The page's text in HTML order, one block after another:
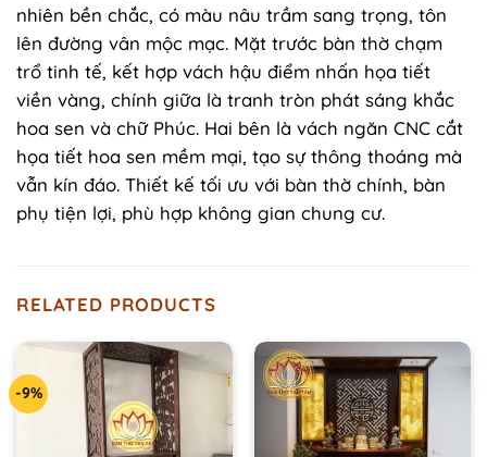
nhiên bền chắc, có màu nâu trầm sang trọng, tôn
lên đường vân mộc mạc. Mặt trước bàn thờ chạm
trổ tinh tế, kết hợp vách hậu điểm nhấn họa tiết
viền vàng, chính giữa là tranh tròn phát sáng khắc
hoa sen và chữ Phúc. Hai bên là vách ngăn CNC cắt
họa tiết hoa sen mềm mại, tạo sự thông thoáng mà
vẫn kín đáo. Thiết kế tối ưu với bàn thờ chính, bàn
phụ tiện lợi, phù hợp không gian chung cư.
RELATED PRODUCTS
-9%